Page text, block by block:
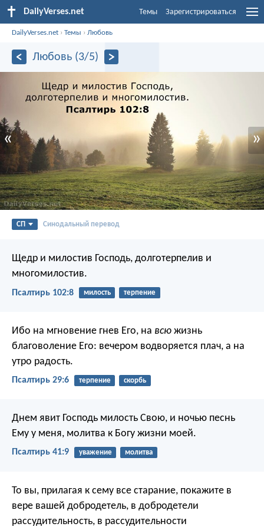
DailyVerses.net Темы Зарегистрироваться
DailyVerses.net ›Темы ›Любовь
Любовь (3/5)
« »
СП Синодальный перевод
Щедр и милостив Господь, долготерпелив и
многомилостив.
Псалтирь 102:8 милость терпение
Ибо на мгновение гнев Его, на всю жизнь
благоволение Его: вечером водворяется плач, а на
утро радость.
Псалтирь 29:6 терпение скорбь
Днем явит Господь милость Свою, и ночью песнь
Ему у меня, молитва к Богу жизни моей.
Псалтирь 41:9 уважение молитва
То вы, прилагая к сему все старание, покажите в
вере вашей добродетель, в добродетели
рассудительность, в рассудительности